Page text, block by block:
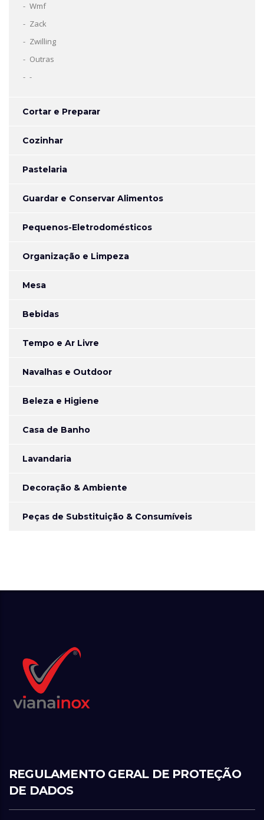
Wmf
Zack
Zwilling
Outras
-
Cortar e Preparar
Cozinhar
Pastelaria
Guardar e Conservar Alimentos
Pequenos-Eletrodomésticos
Organização e Limpeza
Mesa
Bebidas
Tempo e Ar Livre
Navalhas e Outdoor
Beleza e Higiene
Casa de Banho
Lavandaria
Decoração & Ambiente
Peças de Substituição & Consumíveis
REGULAMENTO GERAL DE PROTEÇÃO
DE DADOS